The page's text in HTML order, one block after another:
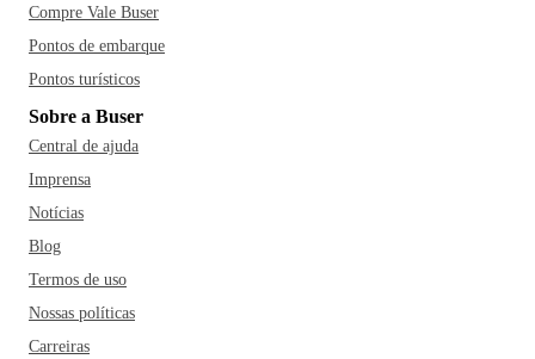
Compre Vale Buser
Pontos de embarque
Pontos turísticos
Sobre a Buser
Central de ajuda
Imprensa
Notícias
Blog
Termos de uso
Nossas políticas
Carreiras